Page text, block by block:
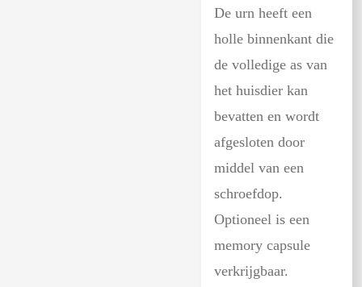
De urn heeft een
holle binnenkant die
de volledige as van
het huisdier kan
bevatten en wordt
afgesloten door
middel van een
schroefdop.
Optioneel is een
memory capsule
verkrijgbaar.